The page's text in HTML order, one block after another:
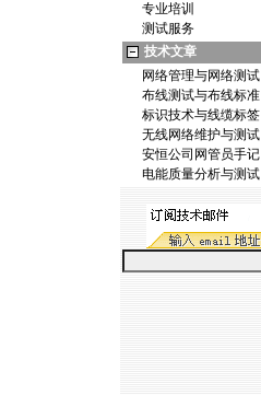
专业培训
测试服务
技术文章
网络管理与网络测试
布线测试与布线标准
标识技术与线缆标签
无线网络维护与测试
安恒公司网管员手记
电能质量分析与测试